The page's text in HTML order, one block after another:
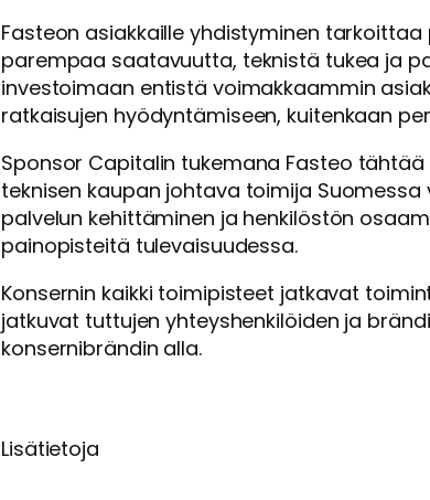
Fasteon asiakkaille yhdistyminen
parempaa saatavuutta, teknistä tukea ja
investoimaan entistä voimakkaammin
ratkaisujen hyödyntämiseen, kuitenkaan
Sponsor Capitalin tukemana Fasteo
teknisen kaupan johtava toimija
palvelun kehittäminen ja henkilöstön
painopisteitä tulevaisuudessa.
Konsernin kaikki toimipisteet jatkavat
jatkuvat tuttujen yhteyshenkilöiden ja
konsernibrändin alla.
Lisätietoja